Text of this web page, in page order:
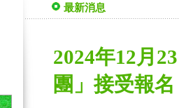
最新消息
2024年12月
團」接受報